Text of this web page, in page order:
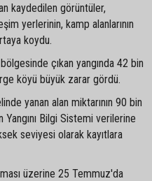
kaydedilen görüntüler,
yerlerinin, kamp alanlarının
koydu.
çıkan yangında 42 bin
köyü büyük zarar gördü.
yanan alan miktarının 90 bin
Yangını Bilgi Sistemi verilerine
seviyesi olarak kayıtlara
üzerine 25 Temmuz'da